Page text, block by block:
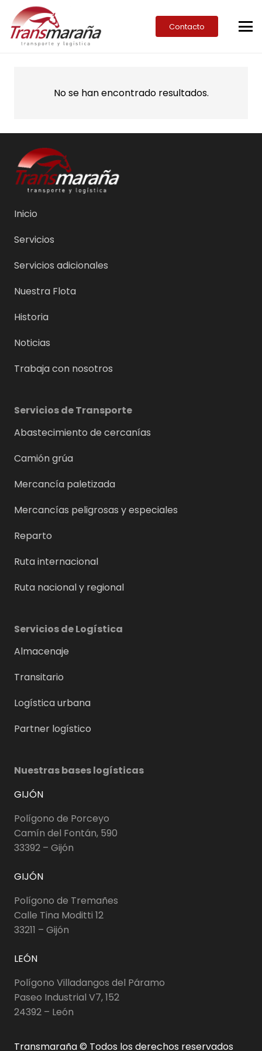
Contacto
No se han encontrado resultados.
Inicio
Servicios
Servicios adicionales
Nuestra Flota
Historia
Noticias
Trabaja con nosotros
Servicios de Transporte
Abastecimiento de cercanías
Camión grúa
Mercancía paletizada
Mercancías peligrosas y especiales
Reparto
Ruta internacional
Ruta nacional y regional
Servicios de Logística
Almacenaje
Transitario
Logística urbana
Partner logístico
Nuestras bases logísticas
GIJÓN
Polígono de Porceyo
Camín del Fontán, 590
33392 – Gijón
GIJÓN
Polígono de Tremañes
Calle Tina Moditti 12
33211 – Gijón
LEÓN
Polígono Villadangos del Páramo
Paseo Industrial V7, 152
24392 – León
Transmaraña © Todos los derechos reservados